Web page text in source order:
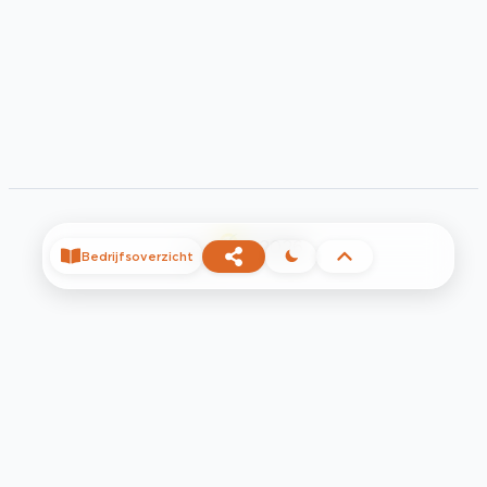
©2026
Bedrijfsoverzicht